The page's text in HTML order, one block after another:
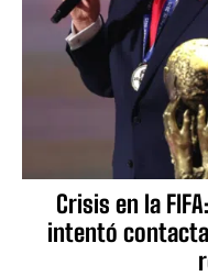
Crisis en la
intentó